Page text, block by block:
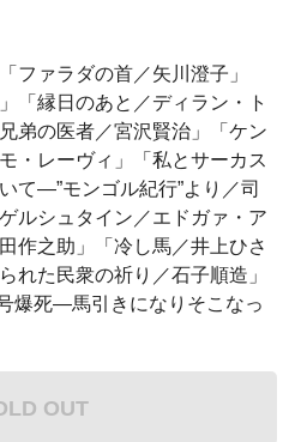
ファラダの首／矢川澄子」
「縁日のあと／ディラン・ト
弟の医者／宮沢賢治」「ケン
・レーヴィ」「私とサーカス
て―”モンゴル紀行”より／司
ルシュタイン／エドガァ・ア
作之助」「冷し馬／井上ひさ
れた民衆の祈り／石子順造」
爆死―馬引きになりそこなっ
OUT